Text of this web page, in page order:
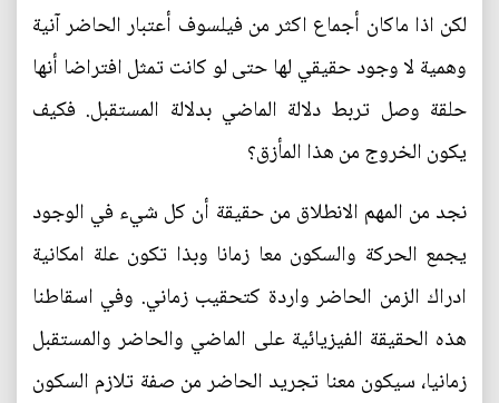
لكن اذا ماكان أجماع اكثر من فيلسوف أعتبار الحاضر آنية
وهمية لا وجود حقيقي لها حتى لو كانت تمثل افتراضا أنها
حلقة وصل تربط دلالة الماضي بدلالة المستقبل. فكيف
يكون الخروج من هذا المأزق؟
نجد من المهم الانطلاق من حقيقة أن كل شيء في الوجود
يجمع الحركة والسكون معا زمانا وبذا تكون علة امكانية
ادراك الزمن الحاضر واردة كتحقيب زماني. وفي اسقاطنا
هذه الحقيقة الفيزيائية على الماضي والحاضر والمستقبل
زمانيا، سيكون معنا تجريد الحاضر من صفة تلازم السكون